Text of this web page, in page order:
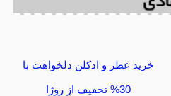
خرید عطر و ادکلن دلخواهت با
30% تخفیف از روژا